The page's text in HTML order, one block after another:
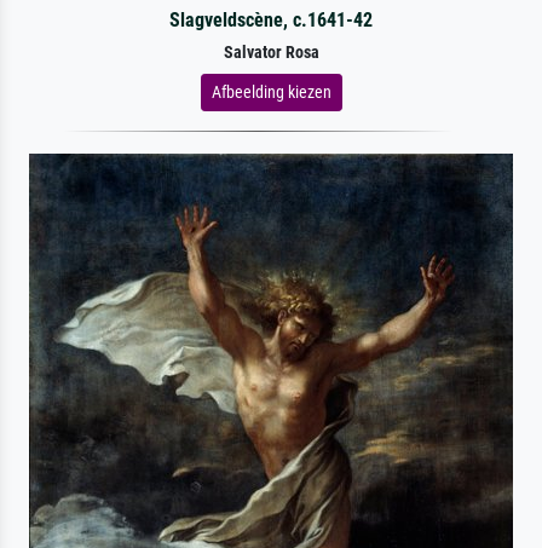
Slagveldscène, c.1641-42
Salvator Rosa
Afbeelding kiezen